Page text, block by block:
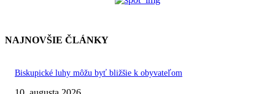
NAJNOVŠIE ČLÁNKY
Biskupické luhy môžu byť bližšie k obyvateľom